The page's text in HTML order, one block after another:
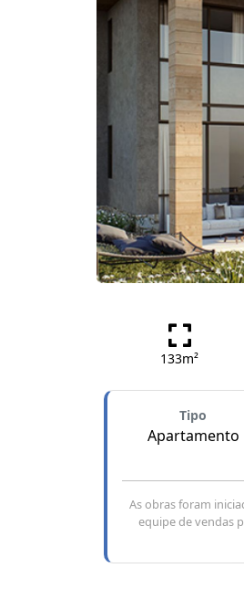
133m²
Tipo
Apartamento
As obras foram
equipe de vendas